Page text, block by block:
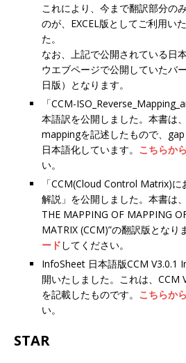
これにより、今まで翻訳部分の
のが、EXCEL版としてご利用い
た。
なお、上記で公開されている日
ウエブページで公開していたバ
日版）となります。
「CCM-
本語訳を公開しました。本書は
mappingを記述したもので、
日本語化しています。 こちらか
い。
「CCM(Cloud Control Matrix)
解説」を公開しました。本書は
THE MAPPING OF MAPPING
MATRIX (CCM)”の翻訳版となり
ード してください。
InfoSheet 日本語版CCM V3.0.1
開いたしました。これは、CCM
を記載したものです。 こちらか
い。
STAR